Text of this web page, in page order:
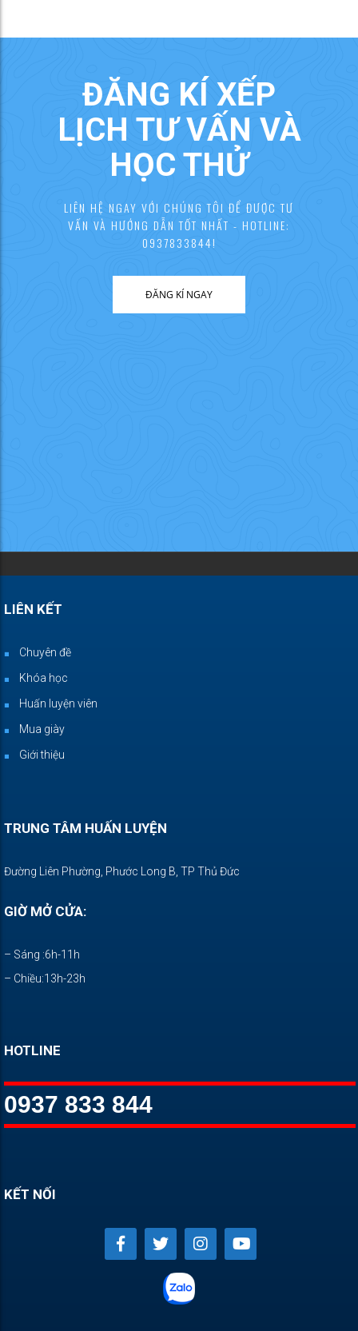
ĐĂNG KÍ XẾP
LỊCH TƯ VẤN VÀ
HỌC THỬ
LIÊN HỆ NGAY VỚI CHÚNG TÔI ĐỂ ĐƯỢC TƯ
VẤN VÀ HƯỚNG DẪN TỐT NHẤT - HOTLINE:
0937833844!
ĐĂNG KÍ NGAY
LIÊN KẾT
Chuyên đề
Khóa học
Huấn luyện viên
Mua giày
Giới thiệu
TRUNG TÂM HUẤN LUYỆN
Đường Liên Phường, Phước Long B, TP Thủ Đức
GIỜ MỞ CỬA:
– Sáng :6h-11h
– Chiều:13h-23h
HOTLINE
0937 833 844
KẾT NỐI